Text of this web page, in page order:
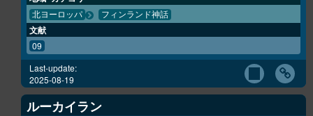
北ヨーロッパ フィンランド神話
文献
09
Last-update:
2025-08-19
ルーカイラン